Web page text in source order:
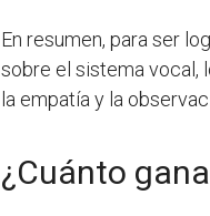
En resumen, para ser
sobre el sistema vocal,
la empatía y la
¿Cuánto